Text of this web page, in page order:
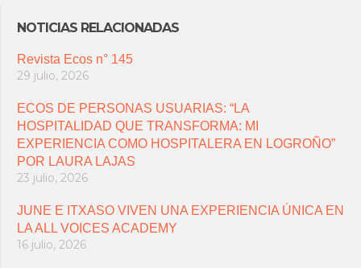
NOTICIAS RELACIONADAS
Revista Ecos n° 145
29 julio, 2026
ECOS DE PERSONAS USUARIAS: “LA
HOSPITALIDAD QUE TRANSFORMA: MI
EXPERIENCIA COMO HOSPITALERA EN LOGROÑO”
POR LAURA LAJAS
23 julio, 2026
JUNE E ITXASO VIVEN UNA EXPERIENCIA ÚNICA EN
LA ALL VOICES ACADEMY
16 julio, 2026